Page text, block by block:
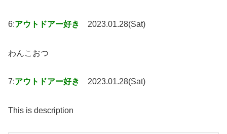
6:アウトドアー好き 2023.01.28(Sat)
わんこおつ
7:アウトドアー好き 2023.01.28(Sat)
This is description